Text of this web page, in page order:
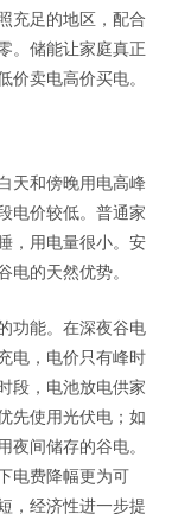
充足的地区，配合
。储能让家庭真正
价卖电高价买电。
天和傍晚用电高峰
电价较低。普通家
，用电量很小。安
电的天然优势。
功能。在深夜谷电
电，电价只有峰时
段，电池放电供家
先使用光伏电；如
夜间储存的谷电。
电费降幅更为可
，经济性进一步提